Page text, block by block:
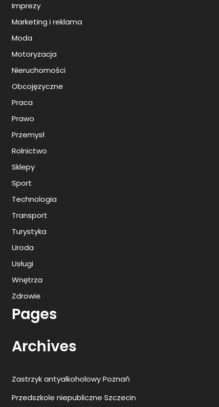
Imprezy
Marketing i reklama
Moda
Motoryzacja
Nieruchomości
Obcojęzyczne
Praca
Prawo
Przemysł
Rolnictwo
Sklepy
Sport
Technologia
Transport
Turystyka
Uroda
Usługi
Wnętrza
Zdrowie
Pages
Archives
Zastrzyk antyalkoholowy Poznań
Przedszkole niepubliczne Szczecin